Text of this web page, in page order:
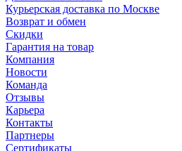
Курьерская доставка по Москве
Возврат и обмен
Скидки
Гарантия на товар
Компания
Новости
Команда
Отзывы
Карьера
Контакты
Партнеры
Сертификаты